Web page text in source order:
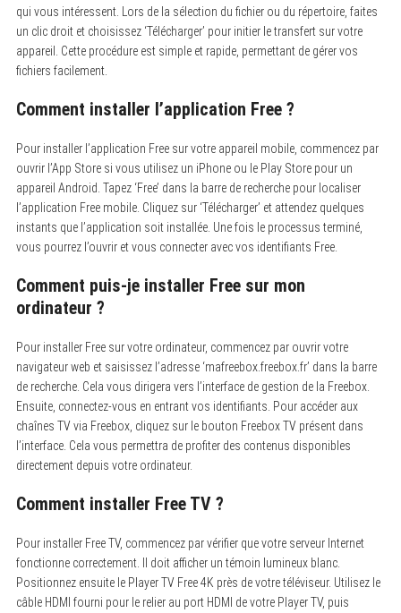
qui vous intéressent. Lors de la sélection du fichier ou du répertoire, faites
un clic droit et choisissez ‘Télécharger’ pour initier le transfert sur votre
appareil. Cette procédure est simple et rapide, permettant de gérer vos
fichiers facilement.
Comment installer l’application Free ?
Pour installer l’application Free sur votre appareil mobile, commencez par
ouvrir l’App Store si vous utilisez un iPhone ou le Play Store pour un
appareil Android. Tapez ‘Free’ dans la barre de recherche pour localiser
l’application Free mobile. Cliquez sur ‘Télécharger’ et attendez quelques
instants que l’application soit installée. Une fois le processus terminé,
vous pourrez l’ouvrir et vous connecter avec vos identifiants Free.
Comment puis-je installer Free sur mon
ordinateur ?
Pour installer Free sur votre ordinateur, commencez par ouvrir votre
navigateur web et saisissez l’adresse ‘mafreebox.freebox.fr’ dans la barre
de recherche. Cela vous dirigera vers l’interface de gestion de la Freebox.
Ensuite, connectez-vous en entrant vos identifiants. Pour accéder aux
chaînes TV via Freebox, cliquez sur le bouton Freebox TV présent dans
l’interface. Cela vous permettra de profiter des contenus disponibles
directement depuis votre ordinateur.
Comment installer Free TV ?
Pour installer Free TV, commencez par vérifier que votre serveur Internet
fonctionne correctement. Il doit afficher un témoin lumineux blanc.
Positionnez ensuite le Player TV Free 4K près de votre téléviseur. Utilisez le
câble HDMI fourni pour le relier au port HDMI de votre Player TV, puis